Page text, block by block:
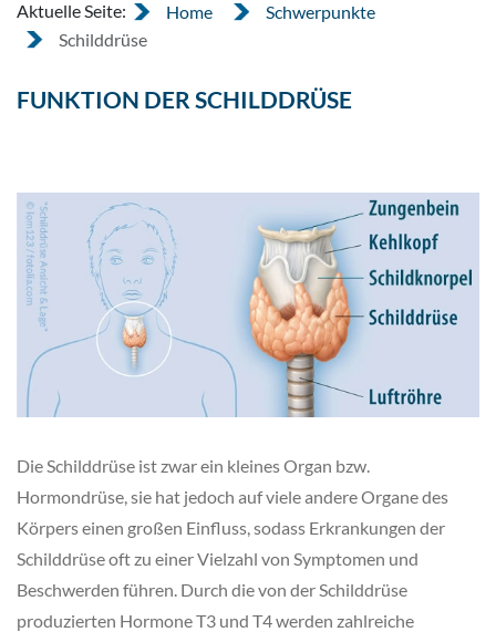
Aktuelle Seite: Home
Schwerpunkte
Schilddrüse
FUNKTION DER SCHILDDRÜSE
Die Schilddrüse ist zwar ein kleines Organ bzw.
Hormondrüse, sie hat jedoch auf viele andere Organe des
Körpers einen großen Einfluss, sodass Erkrankungen der
Schilddrüse oft zu einer Vielzahl von Symptomen und
Beschwerden führen. Durch die von der Schilddrüse
produzierten Hormone T3 und T4 werden zahlreiche